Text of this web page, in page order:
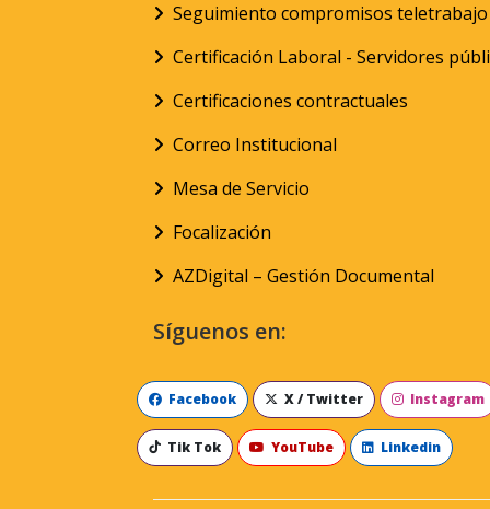
Seguimiento compromisos teletrabajo
Certificación Laboral - Servidores
Certificaciones contractuales
Correo Institucional
Mesa de Servicio
Focalización
AZDigital – Gestión Documental
Síguenos en:
Facebook X / Twitter Instagram
Tik Tok YouTube Linkedin